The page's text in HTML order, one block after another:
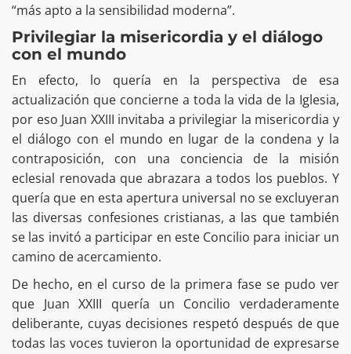
“más apto a la sensibilidad moderna”.
Privilegiar la misericordia y el diálogo
con el mundo
En efecto, lo quería en la perspectiva de esa
actualización que concierne a toda la vida de la Iglesia,
por eso Juan XXIII invitaba a privilegiar la misericordia y
el diálogo con el mundo en lugar de la condena y la
contraposición, con una conciencia de la misión
eclesial renovada que abrazara a todos los pueblos. Y
quería que en esta apertura universal no se excluyeran
las diversas confesiones cristianas, a las que también
se las invitó a participar en este Concilio para iniciar un
camino de acercamiento.
De hecho, en el curso de la primera fase se pudo ver
que Juan XXIII quería un Concilio verdaderamente
deliberante, cuyas decisiones respetó después de que
todas las voces tuvieron la oportunidad de expresarse